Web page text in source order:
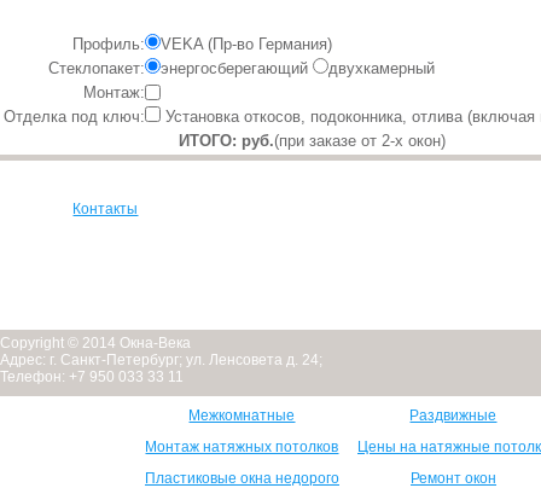
Профиль:
VEKA (Пр-во Германия)
Стеклопакет:
энергосберегающий
двухкамерный
Монтаж:
Отделка под ключ:
Установка откосов, подоконника, отлива
ИТОГО: руб.(при заказе от 2-х окон)
Контакты
Copyright © 2014 Окна-Века
Адрес: г. Санкт-Петербург; ул. Ленсовета д. 24;
Телефон: +7 950 033 33 11
Межкомнатные
Раздвижные
Монтаж натяжных потолков
Цены на натяжные
Пластиковые окна недорого
Ремонт окон